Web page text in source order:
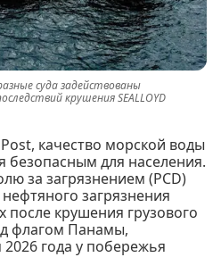
суда задействованы
крушения SEALLOYD
качество морской воды
безопасным для населения.
за загрязнением (PCD)
загрязнения
после крушения грузового
флагом Панамы,
года у побережья